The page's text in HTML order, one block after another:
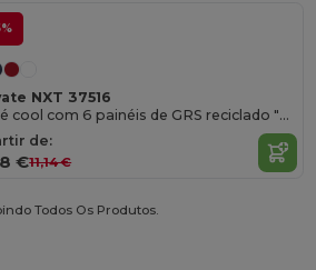
NXT 37516
Boné cool com 6 painéis de GRS reciclado "Mica"
de:
€11,14 €
Todos Os Produtos.